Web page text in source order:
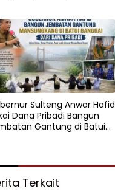
Sulteng Anwar Hafid
Dana Pribadi Bangun
Gantung di Batui
Terkait